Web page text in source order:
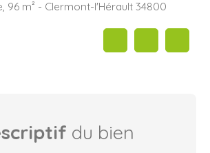
96 m² - Clermont-l'Hérault 34800
du bien